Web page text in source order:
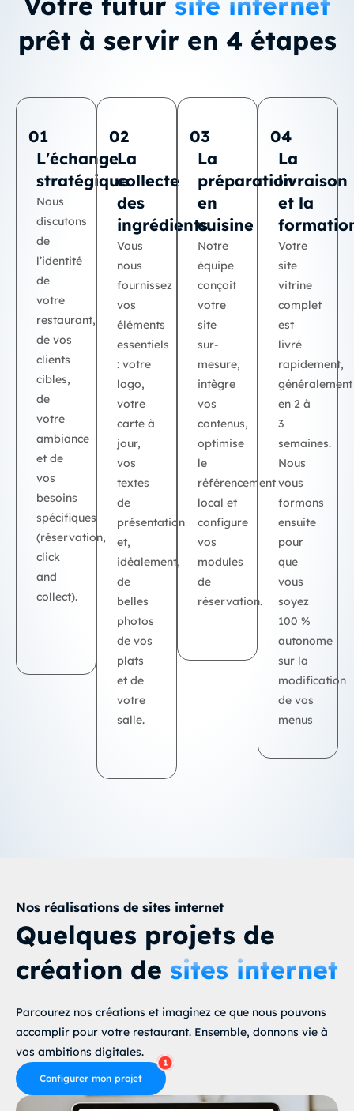
prêt à servir en 4 étapes
01
L'échange
stratégique
Nous
discutons
de
l’identité
de
votre
restaurant,
de vos
clients
cibles,
de
votre
ambiance
et de
vos
besoins
spécifiques
(réservation,
click
and
collect).
02
La
collecte
des
ingrédients
Vous
nous
fournissez
vos
éléments
essentiels
: votre
logo,
votre
carte à
jour,
vos
textes
de
présentation
et,
idéalement,
de
belles
photos
de vos
plats
et de
votre
salle.
03
La
préparation
en
cuisine
Notre
équipe
conçoit
votre
site
sur-
mesure,
intègre
vos
contenus,
optimise
le
référencement
local et
configure
vos
modules
de
réservation.
04
La
livraison
et la
Votre
site
vitrine
complet
est
livré
rapidement,
généralement
en 2 à
3
semaines.
Nous
vous
formons
ensuite
pour
que
vous
soyez
100 %
autonome
sur la
modification
de vos
menus
Nos réalisations de sites internet
Quelques projets de
création de sites internet
Parcourez nos créations et imaginez ce que nous pouvons
accomplir pour votre restaurant. Ensemble, donnons vie à
vos ambitions digitales.
Configurer mon projet